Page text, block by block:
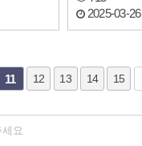
2025-03-26
11 12 13 14 15